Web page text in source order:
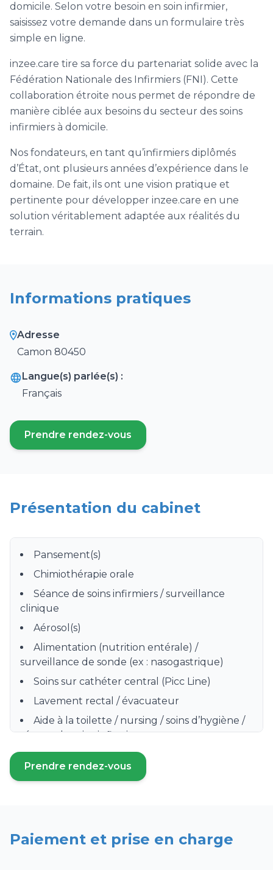
domicile. Selon votre besoin en soin infirmier,
saisissez votre demande dans un formulaire très
simple en ligne.
inzee.care tire sa force du partenariat solide avec la
Fédération Nationale des Infirmiers (FNI). Cette
collaboration étroite nous permet de répondre de
manière ciblée aux besoins du secteur des soins
infirmiers à domicile.
Nos fondateurs, en tant qu’infirmiers diplômés
d’État, ont plusieurs années d’expérience dans le
domaine. De fait, ils ont une vision pratique et
pertinente pour développer inzee.care en une
solution véritablement adaptée aux réalités du
terrain.
Informations pratiques
Adresse
Camon 80450
Langue(s) parlée(s) :
Français
Prendre rendez-vous
(ouvre un nouvel onglet)
Présentation du cabinet
Pansement(s)
Chimiothérapie orale
Séance de soins infirmiers / surveillance
clinique
Aérosol(s)
Alimentation (nutrition entérale) /
surveillance de sonde (ex : nasogastrique)
Soins sur cathéter central (Picc Line)
Lavement rectal / évacuateur
Aide à la toilette / nursing / soins d’hygiène /
séance de soins infirmiers
Préparation, distribution et surveillance de
prise de médicament
Surveillance clinique hebdomadaire
Prendre rendez-vous
(ouvre un nouvel onglet)
Paiement et prise en charge